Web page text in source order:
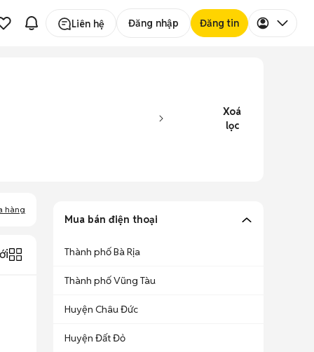
Liên hệ Đăng nhập Đăng tin
Xoá
lọc
hàng
Mua bán điện thoại
Thành phố Bà Rịa
Thành phố Vũng Tàu
Huyện Châu Đức
Huyện Đất Đỏ